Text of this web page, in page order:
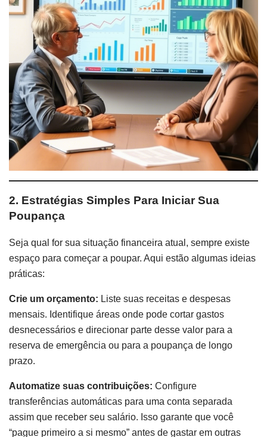
2. Estratégias Simples Para Iniciar Sua
Poupança
Seja qual for sua situação financeira atual, sempre existe
espaço para começar a poupar. Aqui estão algumas ideias
práticas:
Crie um orçamento: Liste suas receitas e despesas
mensais. Identifique áreas onde pode cortar gastos
desnecessários e direcionar parte desse valor para a
reserva de emergência ou para a poupança de longo
prazo.
Automatize suas contribuições: Configure
transferências automáticas para uma conta separada
assim que receber seu salário. Isso garante que você
“pague primeiro a si mesmo” antes de gastar em outras